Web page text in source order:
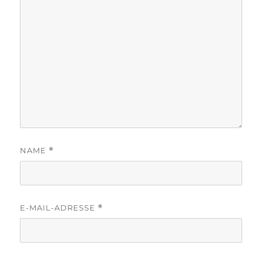
NAME *
E-MAIL-ADRESSE *